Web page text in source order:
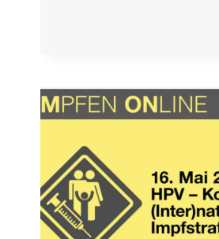
STATISTIKEN
GEFÄLSCHT